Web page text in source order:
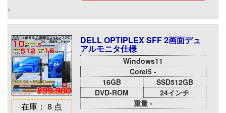
在庫： 8 点
DELL OPTIPLEX SFF 2画面デュ
アルモニタ仕様
Windows11
Corei5 -
16GB
SSD512GB
DVD-ROM
24インチ
重量 -